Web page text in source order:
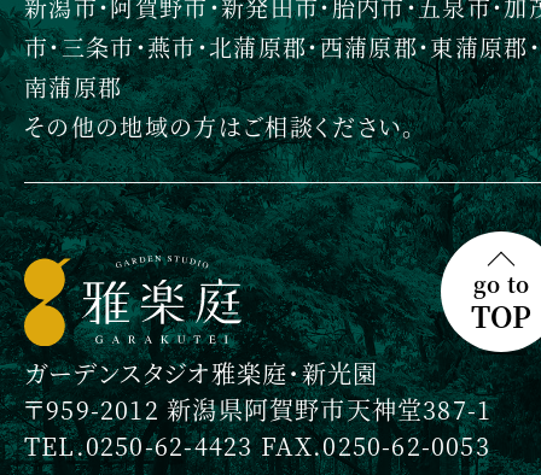
新潟市・阿賀野市・新発田市・胎内市・五泉市・加
市・三条市・燕市・北蒲原郡・西蒲原郡・東蒲原郡・
南蒲原郡
その他の地域の方はご相談ください。
ガーデンスタジオ雅楽庭・新光園
〒959-2012 新潟県阿賀野市天神堂387-1
TEL.0250-62-4423 FAX.0250-62-0053
go to
TOP